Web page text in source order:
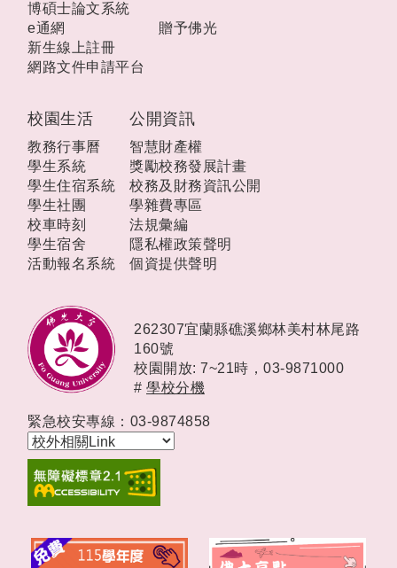
校園生活
教務行事曆
學生系統
學生住宿系統
學生社團
校車時刻
學生宿舍
活動報名系統
公開資訊
智慧財產權
獎勵校務發展計畫
校務及財務資訊公開
學雜費專區
法規彙編
隱私權政策聲明
個資提供聲明
博碩士論文系統
e通網
新生線上註冊
網路文件申請平台
贈予佛光
262307宜蘭縣礁溪鄉林美村林尾路
160號
校園開放: 7~21時， 03-9871000
# 學校分機
緊急校安專線：03-9874858